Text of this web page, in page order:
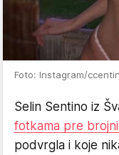
Foto: Instagram/
Selin Sentino iz
fotkama pre
podvrgla i koje